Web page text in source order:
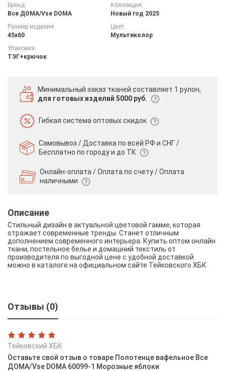
Бренд:
Все ДOMA/Vse DOMA
Коллекция:
Новый год 2025
Размер изделия:
45х60
Цвет:
Мультиколор
Упаковка:
ТЭГ+крючок
Минимальный заказ тканей составляет 1 рулон,
для готовых изделий 5000 руб.
Гибкая системаоптовых скидок
Самовывоз / Доставка по всей РФ и СНГ /
Бесплатно по городу и до ТК
Онлайн-оплата / Оплата по счету /Оплата
наличными
Описание
Стильный дизайн в актуальной цветовой гамме, которая
отражает современные тренды. Станет отличным
дополнением современного интерьера. Купить оптом онлайн
ткани, постельное белье и домашний текстиль от
производителя по выгодной цене с удобной доставкой
можно в каталоге на официальном сайте Тейковского ХБК
Отзывы (0)
Тейковский ХБК
Оставьте свой отзыв о товаре Полотенце вафельное Все
ДОМА/Vse DOMA 60099-1 Морозные яблоки